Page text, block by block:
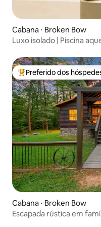
Cabana ⋅ Broken Bow
Luxo isolado | Piscina
Entre os melhores
Preferido dos
Cabana ⋅ Broken Bow
Escapada rústica em